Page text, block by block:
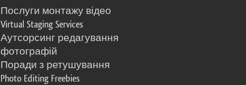
Послуги монтажу відео
Virtual Staging Services
Аутсорсинг редагування
фотографій
Поради з ретушування
Photo Editing Freebies